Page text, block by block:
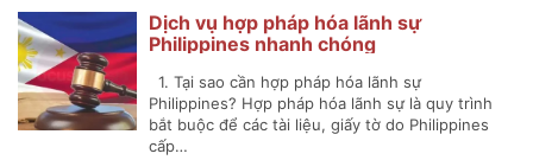
Dịch vụ hợp pháp hóa lãnh sự
Philippines nhanh chóng
1. Tại sao cần hợp pháp hóa lãnh sự
Philippines? Hợp pháp hóa lãnh sự là quy trình
bắt buộc để các tài liệu, giấy tờ do Philippines
cấp…